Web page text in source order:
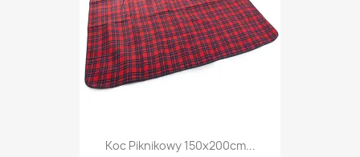
Koc Piknikowy 150x200cm...